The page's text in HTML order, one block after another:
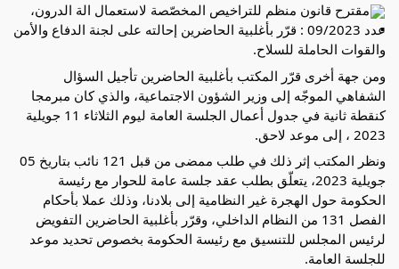
مقترح قانون منظم للتراخيص المخصّصة لاستعمال الة الدرون،
عدد 09/2023 : قرّر بأغلبية الحاضرين إحالته على لجنة الدفاع والأمن
والقوات الحاملة للسلاح.
ومن جهة أخرى قرّر المكتب بأغلبية الحاضرين تأجيل السؤال
الشفاهي الموجّه إلى وزير الشؤون الاجتماعية، والذي كان مبرمجا
كنقطة ثانية في جدول أعمال الجلسة العامة ليوم الثلاثاء 11 جويلية
2023 ، إلى موعد لاحق.
ونظر المكتب إثر ذلك في طلب ممضى من قبل 121 نائب بتاريخ 05
جويلية 2023، يتعلّق بطلب عقد جلسة عامة للحوار مع رئيسة
الحكومة حول الهجرة غير النظامية إلى بلادنا، وذلك عملا بأحكام
الفصل 131 من النظام الداخلي، وقرّر بأغلبية الحاضرين التفويض
لرئيس المجلس للتنسيق مع رئيسة الحكومة بخصوص تحديد موعد
للجلسة العامة.